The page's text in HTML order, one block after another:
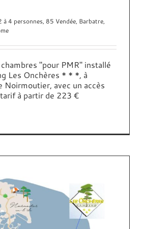
à 4 personnes, 85 Vendée, Barbatre,
"pour PMR" installé
Les Onchères * * *, à
Noirmoutier, avec un accès
à partir de 223 €